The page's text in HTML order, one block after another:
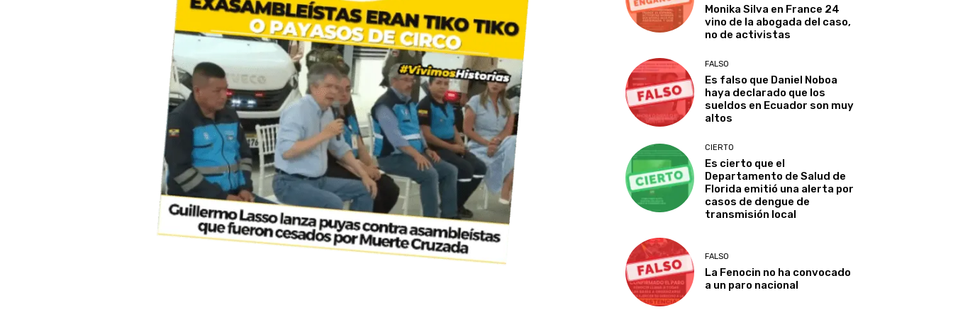
Monika Silva en France 24
vino de la abogada del caso,
no de activistas
FALSO
Es falso que Daniel Noboa
haya declarado que los
sueldos en Ecuador son muy
altos
CIERTO
Es cierto que el
Departamento de Salud de
Florida emitió una alerta por
casos de dengue de
transmisión local
FALSO
La Fenocin no ha convocado
a un paro nacional